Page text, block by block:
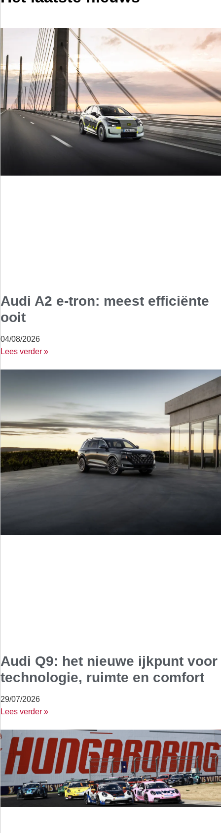
Audi A2 e-tron: meest efficiënte
ooit
04/08/2026
Lees verder »
Audi Q9: het nieuwe ijkpunt voor
technologie, ruimte en comfort
29/07/2026
Lees verder »